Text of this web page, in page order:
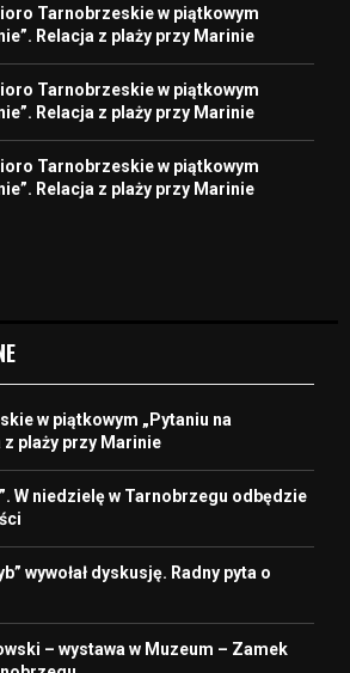
Tarnobrzeskie w piątkowym
Relacja z plaży przy Marinie
Tarnobrzeskie w piątkowym
Relacja z plaży przy Marinie
Tarnobrzeskie w piątkowym
Relacja z plaży przy Marinie
w piątkowym „Pytaniu na
z plaży przy Marinie
W niedzielę w Tarnobrzegu odbędzie
wywołał dyskusję. Radny pyta o
– wystawa w Muzeum – Zamek